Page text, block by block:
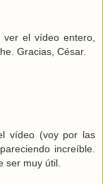
el vídeo entero,
Gracias, César.
vídeo (voy por las
increíble.
ser muy útil.